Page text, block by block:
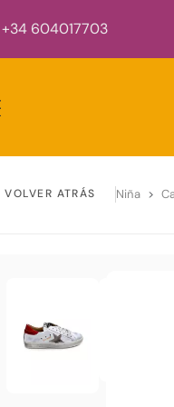
+34 604017703
VOLVER ATRÁS Niña